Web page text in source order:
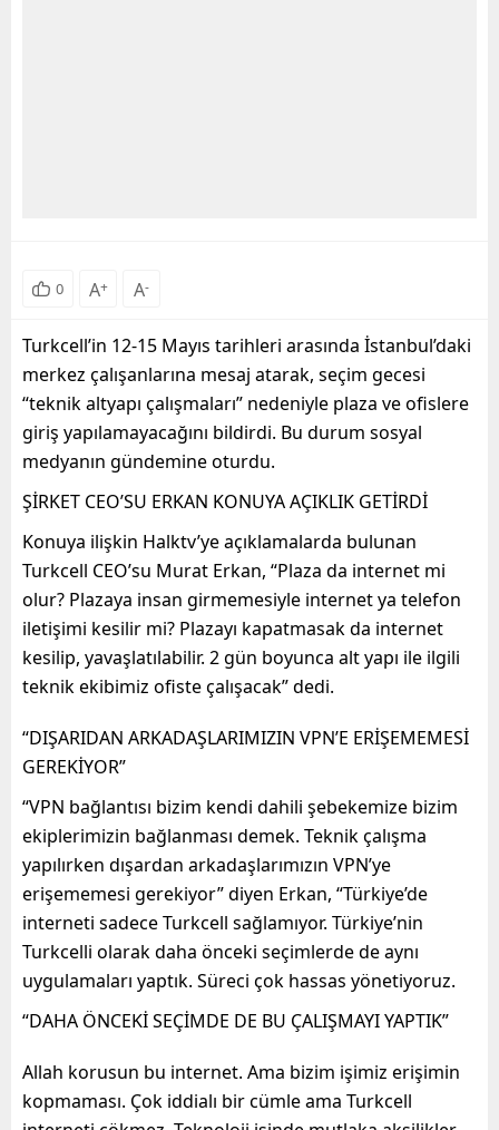
0 A+ A-
Turkcell’in 12-15 Mayıs tarihleri arasında İstanbul’daki
merkez çalışanlarına mesaj atarak, seçim gecesi
“teknik altyapı çalışmaları” nedeniyle plaza ve ofislere
giriş yapılamayacağını bildirdi. Bu durum sosyal
medyanın gündemine oturdu.
ŞİRKET CEO’SU ERKAN KONUYA AÇIKLIK GETİRDİ
Konuya ilişkin Halktv’ye açıklamalarda bulunan
Turkcell CEO’su Murat Erkan, “Plaza da internet mi
olur? Plazaya insan girmemesiyle internet ya telefon
iletişimi kesilir mi? Plazayı kapatmasak da internet
kesilip, yavaşlatılabilir. 2 gün boyunca alt yapı ile ilgili
teknik ekibimiz ofiste çalışacak” dedi.
“DIŞARIDAN ARKADAŞLARIMIZIN VPN’E ERİŞEMEMESİ
GEREKİYOR”
“VPN bağlantısı bizim kendi dahili şebekemize bizim
ekiplerimizin bağlanması demek. Teknik çalışma
yapılırken dışardan arkadaşlarımızın VPN’ye
erişememesi gerekiyor” diyen Erkan, “Türkiye’de
interneti sadece Turkcell sağlamıyor. Türkiye’nin
Turkcelli olarak daha önceki seçimlerde de aynı
uygulamaları yaptık. Süreci çok hassas yönetiyoruz.
“DAHA ÖNCEKİ SEÇİMDE DE BU ÇALIŞMAYI YAPTIK”
Allah korusun bu internet. Ama bizim işimiz erişimin
kopmaması. Çok iddialı bir cümle ama Turkcell